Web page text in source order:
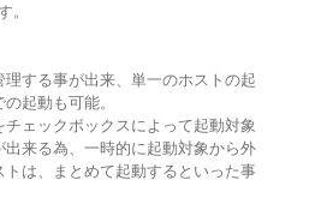
。
する事が出来、単一のホストの起
起動も可能。
ェックボックスによって起動対象
出来る為、一時的に起動対象から外
トは、まとめて起動するといった事